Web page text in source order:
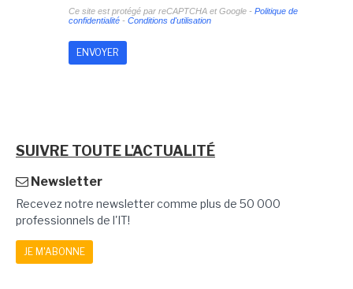
Ce site est protégé par reCAPTCHA et Google - Politique de
confidentialité- Conditions d'utilisation
SUIVRE TOUTE L'ACTUALITÉ
Newsletter
Recevez notre newsletter comme plus de 50 000
professionnels de l'IT!
JE M'ABONNE